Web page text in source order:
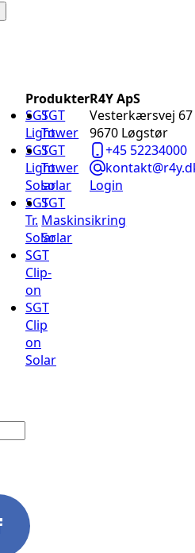
Produkter
SGT
Light
SGT
Light
Solar
SGT
Tr.
Solar
SGT
Clip-
on
SGT
Clip
on
Solar
SGT
Tower
SGT
Tower
solar
SGT
Maskinsikring
Solar
R4Y ApS
Vesterkærsvej 67
9670 Løgstør
+45 52234000
Login